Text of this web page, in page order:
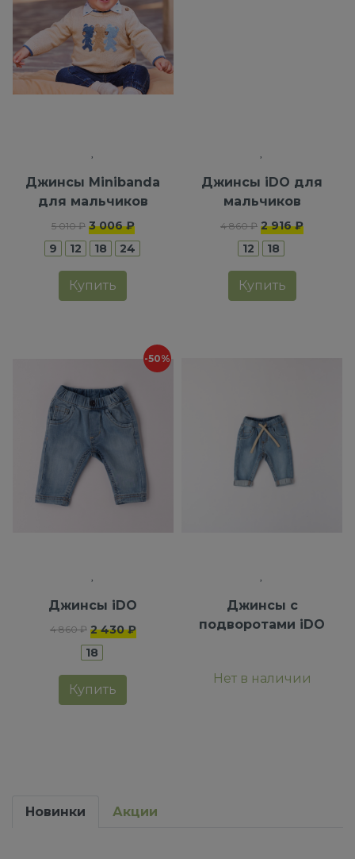
Джинсы Minibanda
для мальчиков
5 010 ₽ 3 006 ₽
9
12 18 24
Купить
Джинсы iDO для
мальчиков
4 860 ₽ 2 916 ₽
12
18
Купить
-50%
Джинсы iDO
4 860 ₽ 2 430 ₽
18
Купить
Джинсы с
подворотами iDO
Нет в наличии
Новинки Акции